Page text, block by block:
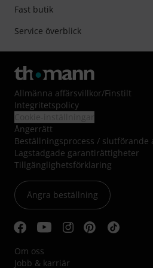
Fast butik
Service överblick
Allmänna affärsvillkor/Finstilt
Integritetspolicy
Ångerrätt
Beställningsprocess / slutförande
Lagstadgade garantirättigheter
Tillgänglighetsförklaring
Ångra beställning
Om oss
Jobb & karriär